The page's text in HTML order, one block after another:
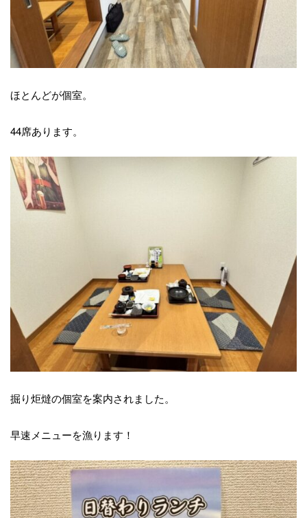
ほとんどが個室。
44席あります。
掘り炬燵の個室を案内されました。
早速メニューを漁ります！